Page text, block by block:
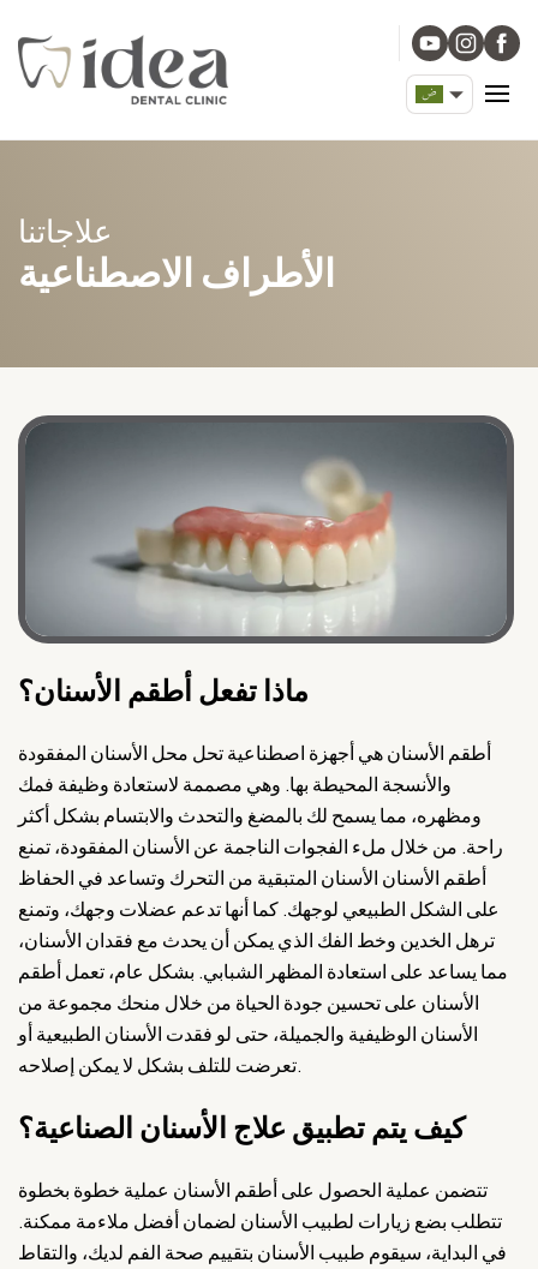
علاجاتنا
الأطراف الاصطناعية
ماذا تفعل أطقم الأسنان؟
أطقم الأسنان هي أجهزة اصطناعية تحل محل الأسنان المفقودة
والأنسجة المحيطة بها. وهي مصممة لاستعادة وظيفة فمك
ومظهره، مما يسمح لك بالمضغ والتحدث والابتسام بشكل أكثر
راحة. من خلال ملء الفجوات الناجمة عن الأسنان المفقودة، تمنع
أطقم الأسنان الأسنان المتبقية من التحرك وتساعد في الحفاظ
على الشكل الطبيعي لوجهك. كما أنها تدعم عضلات وجهك، وتمنع
ترهل الخدين وخط الفك الذي يمكن أن يحدث مع فقدان الأسنان،
مما يساعد على استعادة المظهر الشبابي. بشكل عام، تعمل أطقم
الأسنان على تحسين جودة الحياة من خلال منحك مجموعة من
الأسنان الوظيفية والجميلة، حتى لو فقدت الأسنان الطبيعية أو
تعرضت للتلف بشكل لا يمكن إصلاحه.
كيف يتم تطبيق علاج الأسنان الصناعية؟
تتضمن عملية الحصول على أطقم الأسنان عملية خطوة بخطوة
تتطلب بضع زيارات لطبيب الأسنان لضمان أفضل ملاءمة ممكنة.
في البداية، سيقوم طبيب الأسنان بتقييم صحة الفم لديك، والتقاط